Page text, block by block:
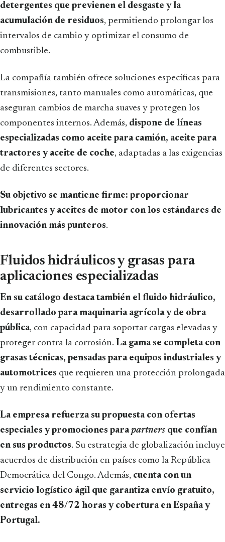
detergentes que previenen el desgaste y la
acumulación de residuos, permitiendo prolongar los
intervalos de cambio y optimizar el consumo de
combustible.
La compañía también ofrece soluciones específicas para
transmisiones, tanto manuales como automáticas, que
aseguran cambios de marcha suaves y protegen los
componentes internos. Además, dispone de líneas
especializadas como aceite para camión, aceite para
tractores y aceite de coche, adaptadas a las exigencias
de diferentes sectores.
Su objetivo se mantiene firme: proporcionar
lubricantes y aceites de motor con los estándares de
innovación más punteros.
Fluidos hidráulicos y grasas para
aplicaciones especializadas
En su catálogo destaca también el fluido hidráulico,
desarrollado para maquinaria agrícola y de obra
pública, con capacidad para soportar cargas elevadas y
proteger contra la corrosión. La gama se completa con
grasas técnicas, pensadas para equipos industriales y
automotrices que requieren una protección prolongada
y un rendimiento constante.
La empresa refuerza su propuesta con ofertas
especiales y promociones parapartners que confían
en sus productos. Su estrategia de globalización incluye
acuerdos de distribución en países como la República
Democrática del Congo. Además, cuenta con un
servicio logístico ágil que garantiza envío gratuito,
entregas en 48/72 horas y cobertura en España y
Portugal.